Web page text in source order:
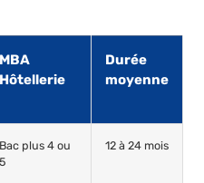
MBA
Hôtellerie
Durée
moyenne
Bac plus 4 ou
5
12 à 24 mois